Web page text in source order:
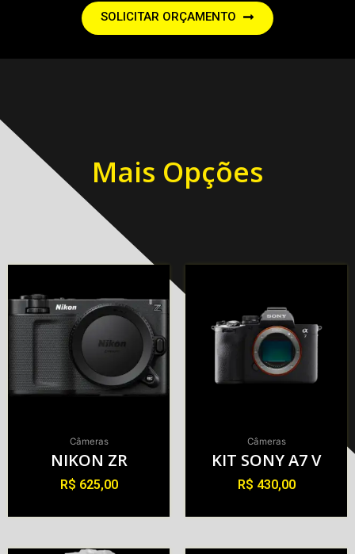
SOLICITAR ORÇAMENTO
Mais Opções
Câmeras
NIKON ZR
R$ 625,00
Câmeras
KIT SONY A7 V
R$ 430,00